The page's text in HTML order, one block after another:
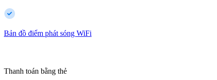
Bản đồ điểm phát sóng WiFi
Thanh toán bằng thẻ